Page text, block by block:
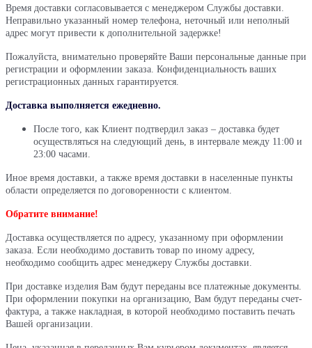
Время доставки согласовывается с менеджером Службы доставки.
Неправильно указанный номер телефона, неточный или неполный
адрес могут привести к дополнительной задержке!
Пожалуйста, внимательно проверяйте Ваши персональные данные при
регистрации и оформлении заказа. Конфиденциальность ваших
регистрационных данных гарантируется.
Доставка выполняется ежедневно.
После того, как Клиент подтвердил заказ – доставка будет
осуществляться на следующий день, в интервале между 11:00 и
23:00 часами.
Иное время доставки, а также время доставки в населенные пункты
области определяется по договоренности с клиентом.
Обратите внимание!
Доставка осуществляется по адресу, указанному при оформлении
заказа. Если необходимо доставить товар по иному адресу,
необходимо сообщить адрес менеджеру Службы доставки.
При доставке изделия Вам будут переданы все платежные документы.
При оформлении покупки на организацию, Вам будут переданы счет-
фактура, а также накладная, в которой необходимо поставить печать
Вашей организации.